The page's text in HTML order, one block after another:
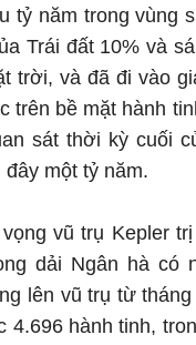
tỷ năm trong vùng
Trái đất 10% và
trời, và đã đi vào
trên bề mặt hành
sát thời kỳ cuối
một tỷ năm.
vũ trụ Kepler
dải Ngân hà có
lên vũ trụ từ
4.696 hành tinh,